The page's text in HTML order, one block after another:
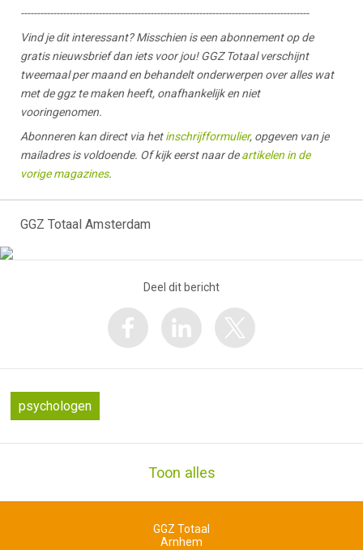
-----------------------------------------------------------------------------------------
Vind je dit interessant? Misschien is een abonnement op de
gratis nieuwsbrief dan iets voor jou! GGZ Totaal verschijnt
tweemaal per maand en behandelt onderwerpen over alles wat
met de ggz te maken heeft, onafhankelijk en niet
vooringenomen.
Abonneren kan direct via hetinschrijfformulier, opgeven van je
mailadres is voldoende. Of kijk eerst naar deartikelen in de
vorige magazines.
GGZ Totaal Amsterdam
Deel dit bericht
psychologen
Toon alles
GGZ Totaal
Arnhem